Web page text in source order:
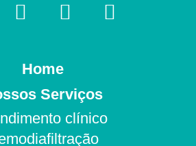
Home
Serviços
clínico